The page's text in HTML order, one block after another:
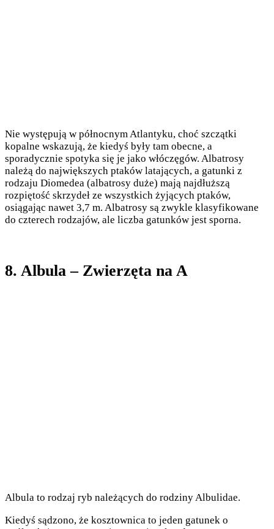
Nie występują w północnym Atlantyku, choć szczątki
kopalne wskazują, że kiedyś były tam obecne, a
sporadycznie spotyka się je jako włóczęgów. Albatrosy
należą do największych ptaków latających, a gatunki z
rodzaju Diomedea (albatrosy duże) mają najdłuższą
rozpiętość skrzydeł ze wszystkich żyjących ptaków,
osiągając nawet 3,7 m. Albatrosy są zwykle klasyfikowane
do czterech rodzajów, ale liczba gatunków jest sporna.
8. Albula – Zwierzęta na A
Albula to rodzaj ryb należących do rodziny Albulidae.
Kiedyś sądzono, że kosztownica to jeden gatunek o